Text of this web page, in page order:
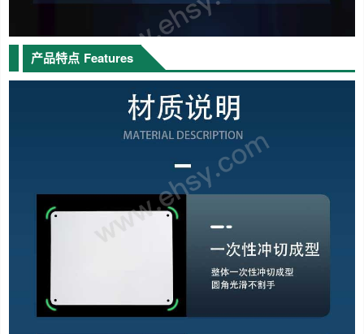
产品特点 Features